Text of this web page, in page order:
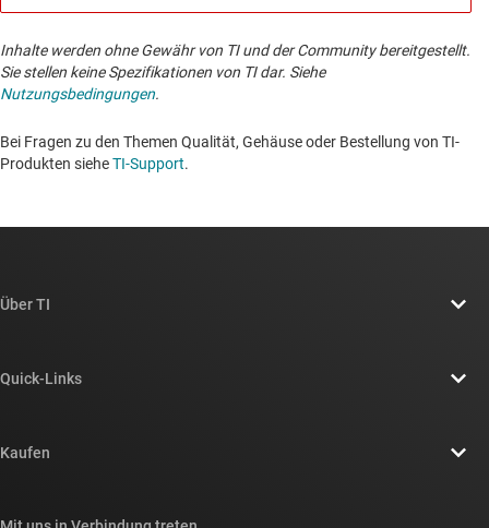
Inhalte werden ohne Gewähr von TI und der Community bereitgestellt.
Sie stellen keine Spezifikationen von TI dar. Siehe
Nutzungsbedingungen.
Bei Fragen zu den Themen Qualität, Gehäuse oder Bestellung von TI-
Produkten sieheTI-Support. ​​​​​​​​​​​​​​
Über TI
Newsroom
Quick-Links
Kaufen